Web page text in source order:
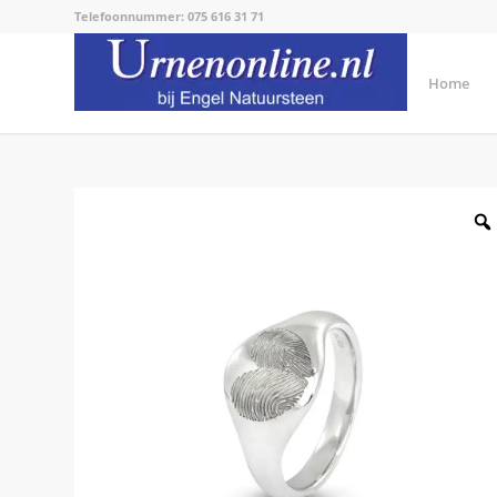
Telefoonnummer: 075 616 31 71
Home